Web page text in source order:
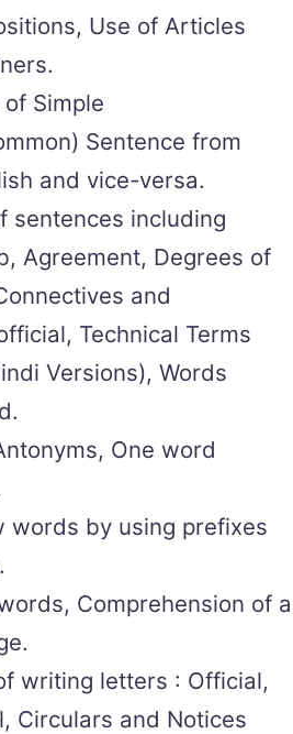
Use of Articles
Simple
Sentence from
and vice-versa.
sentences including
Agreement, Degrees of
and
Technical Terms
Versions), Words
One word
words by using prefixes
Comprehension of a
writing letters : Official,
Circulars and Notices